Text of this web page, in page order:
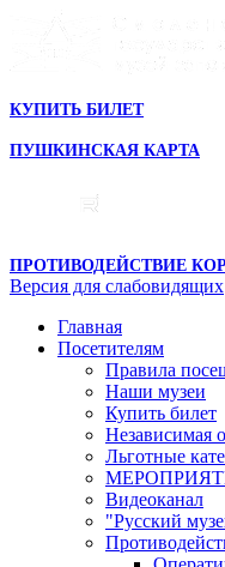
КУПИТЬ БИЛЕТ
ПУШКИНСКАЯ КАРТА
ПРОТИВОДЕЙСТВИЕ
Версия для слабовидящих
Главная
Посетителям
Правила
Наши музеи
Купить билет
Независимая
Льготные
Видеоканал
"Русский